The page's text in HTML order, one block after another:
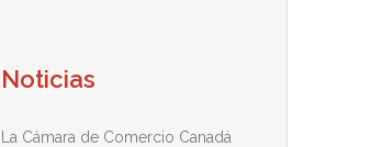
Noticias
La Cámara de Comercio Canadá